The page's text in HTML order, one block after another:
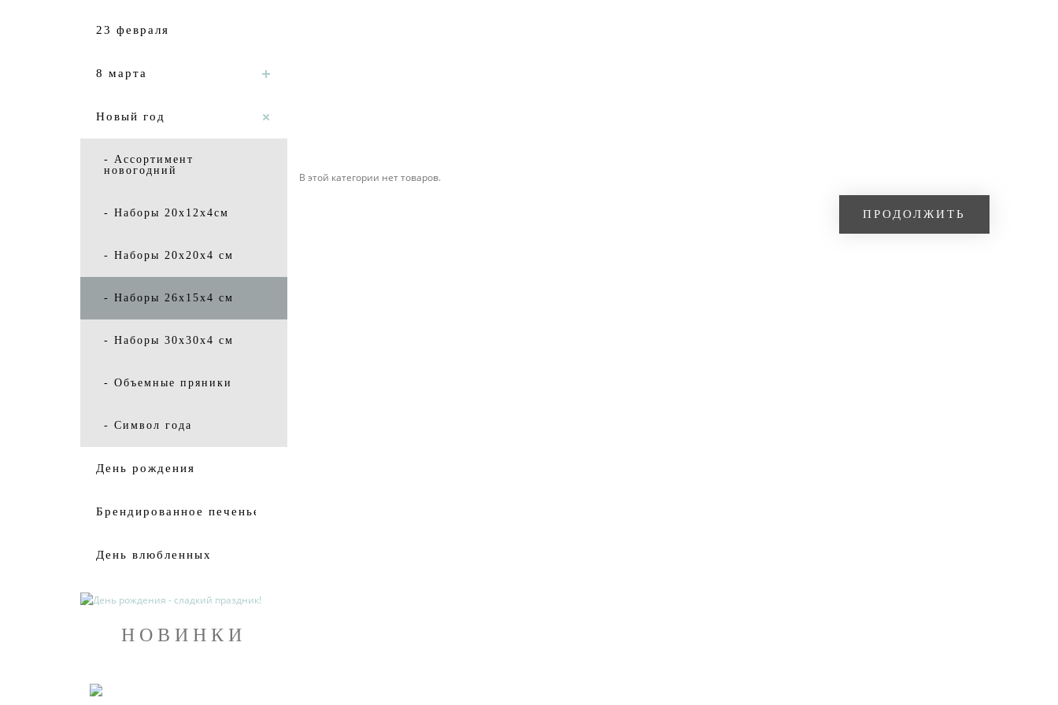
23 февраля
8 марта
Новый год
- Ассортимент
новогодний
- Наборы 20х12х4см
- Наборы 20х20х4 см
- Наборы 26х15х4 см
- Наборы 30х30х4 см
- Объемные пряники
- Символ года
День рождения
Брендированное печенье
День влюбленных
НОВИНКИ
В этой категории нет товаров.
ПРОДОЛЖИТЬ